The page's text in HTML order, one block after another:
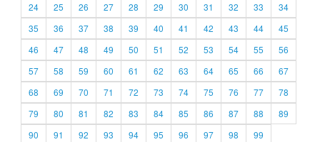
24
25 26 27 28 29 30 31 32 33
34
35
36 37 38 39 40 41 42 43 44
45
46
47 48 49 50 51 52 53 54 55
56
57
58 59 60 61 62 63 64 65 66
67
68
69 70 71 72 73 74 75 76 77
78
79
80 81 82 83 84 85 86 87 88
89
90
91 92 93 94 95 96 97 98
99